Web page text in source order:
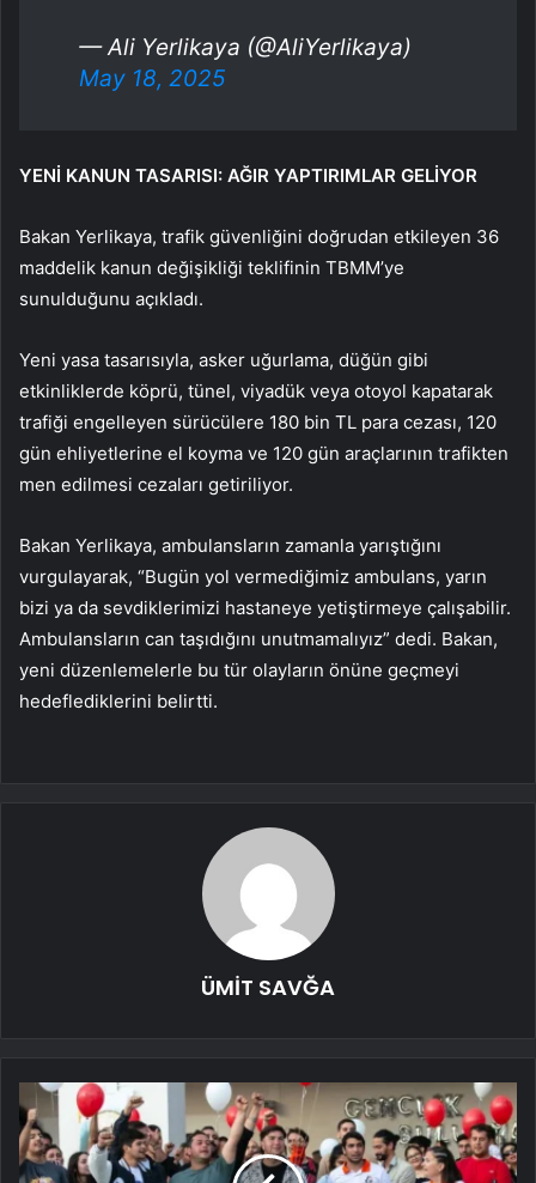
— Ali Yerlikaya (@AliYerlikaya)
May 18, 2025
YENİ KANUN TASARISI: AĞIR YAPTIRIMLAR GELİYOR
Bakan Yerlikaya, trafik güvenliğini doğrudan etkileyen 36
maddelik kanun değişikliği teklifinin TBMM’ye
sunulduğunu açıkladı.
Yeni yasa tasarısıyla, asker uğurlama, düğün gibi
etkinliklerde köprü, tünel, viyadük veya otoyol kapatarak
trafiği engelleyen sürücülere 180 bin TL para cezası, 120
gün ehliyetlerine el koyma ve 120 gün araçlarının trafikten
men edilmesi cezaları getiriliyor.
Bakan Yerlikaya, ambulansların zamanla yarıştığını
vurgulayarak, “Bugün yol vermediğimiz ambulans, yarın
bizi ya da sevdiklerimizi hastaneye yetiştirmeye çalışabilir.
Ambulansların can taşıdığını unutmamalıyız” dedi. Bakan,
yeni düzenlemelerle bu tür olayların önüne geçmeyi
hedeflediklerini belirtti.
ÜMİT SAVĞA